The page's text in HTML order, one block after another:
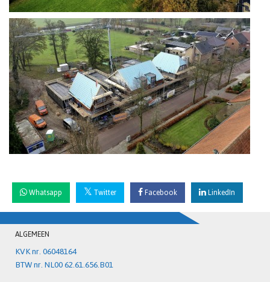
Whatsapp Twitter Facebook LinkedIn
ALGEMEEN
KVK nr. 06048164
BTW nr. NL00 62.61.656.B01